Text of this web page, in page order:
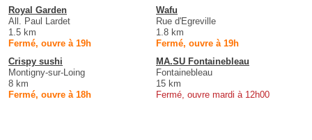
Royal Garden
All. Paul Lardet
1.5 km
Fermé, ouvre à 19h
Wafu
Rue d'Egreville
1.8 km
Fermé, ouvre à 19h
Crispy sushi
Montigny-sur-Loing
8 km
Fermé, ouvre à 18h
MA.SU Fontainebleau
Fontainebleau
15 km
Fermé, ouvre mardi à 12h00